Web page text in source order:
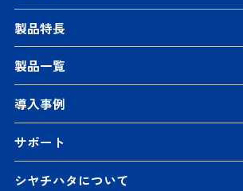
製品特長
製品一覧
導入事例
サポート
シヤチハタについて